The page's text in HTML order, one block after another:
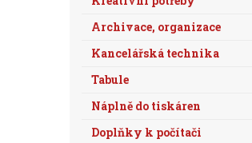
Archivace, organizace
Kancelářská technika
Tabule
Náplně do tiskáren
Doplňky k počítači